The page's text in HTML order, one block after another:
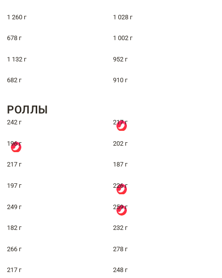
1 260 г 1 028 г
678 г 1 002 г
1 132 г 952 г
682 г 910 г
РОЛЛЫ
242 г 217 г
196 г 202 г
217 г 187 г
197 г 226 г
249 г 259 г
182 г 232 г
266 г 278 г
217 г 248 г